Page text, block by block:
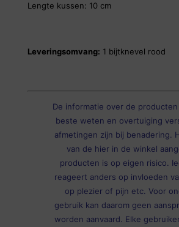
Lengte kussen: 10 cm
Leveringsomvang: 1 bijtknevel rood
De informatie over de
beste weten en overtuiging
afmetingen zijn bij benadering.
van de hier in de winkel
producten is op eigen risico.
reageert anders op invloeden
op plezier of pijn etc. Voor
gebruik kan daarom geen
worden aanvaard. Elke